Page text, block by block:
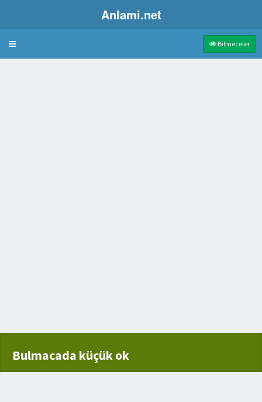
Anlami.net
Bulmaca Bilmeceler
Bulmacada küçük ok